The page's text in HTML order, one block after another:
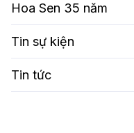
Hoa Sen 35 năm
Tin sự kiện
Tin tức